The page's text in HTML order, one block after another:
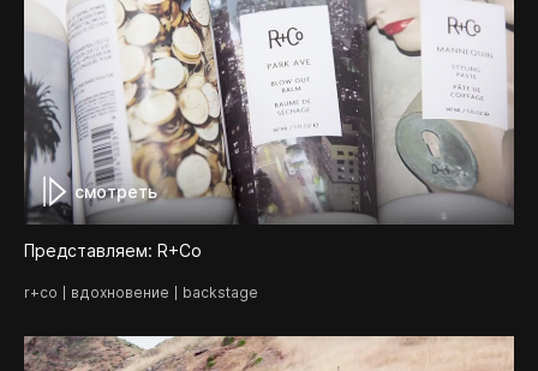
смотреть
Представляем: R+Co
r+co вдохновение backstage